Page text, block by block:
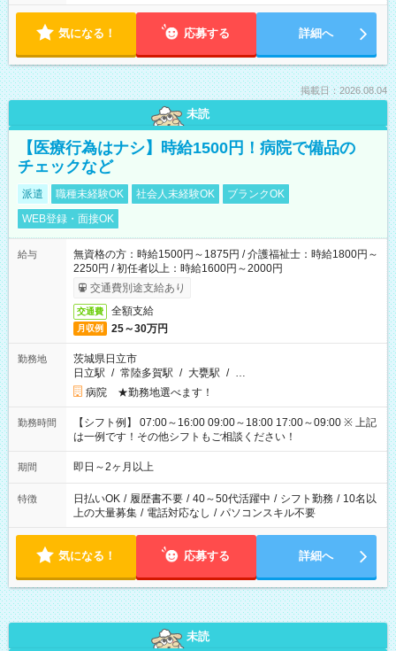
気になる！ 応募する 詳細へ
掲載日：2026.08.04
未読
【医療行為はナシ】時給1500円！病院で備品の
チェックなど
派遣 職種未経験OK 社会人未経験OK
ブランクOK
WEB登録・面接OK
給与
無資格の方：時給1500円～1875円 / 介護福祉士：時給1800円～
2250円 / 初任者以上：時給1600円～2000円
交通費別途支給あり
交通費 全額支給
月収例 25～30万円
勤務地
茨城県日立市
日立駅 / 常陸多賀駅 / 大甕駅 / …
病院 ★勤務地選べます！
勤務時間
【シフト例】 07:00～16:00 09:00～18:00 17:00～09:00 ※ 上記
は一例です！その他シフトもご相談ください！
期間 即日～2ヶ月以上
特徴 日払いOK / 履歴書不要 / 40～50代活躍中 / シフト勤務 / 10名以
上の大量募集 / 電話対応なし / パソコンスキル不要
気になる！ 応募する 詳細へ
未読